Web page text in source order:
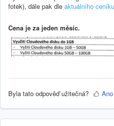
fotek), dále pak dle aktuálního ceníku
Cena je za jeden měsíc.
Byla tato odpověď užitečná? Ano